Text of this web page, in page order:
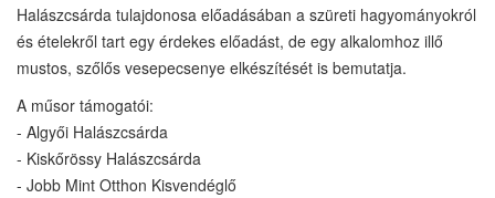
Halászcsárda tulajdonosa előadásában a szüreti hagyományokról
és ételekről tart egy érdekes előadást, de egy alkalomhoz illő
mustos, szőlős vesepecsenye elkészítését is bemutatja.
A műsor támogatói:
- Algyői Halászcsárda
- Kiskőrössy Halászcsárda
- Jobb Mint Otthon Kisvendéglő